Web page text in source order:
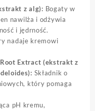
z alg): Bogaty w
nawilża i odżywia
i jędrność.
nadaje kremowi
Extract (ekstrakt z
Składnik o
który pomaga
pH kremu,